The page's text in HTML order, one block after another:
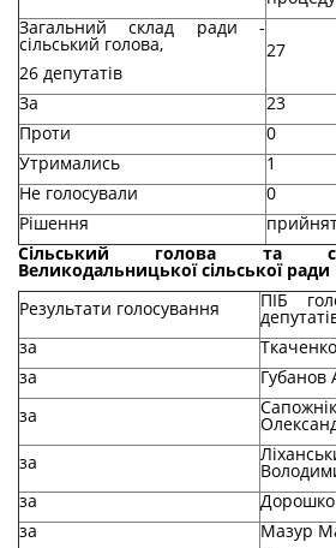
Загальний склад ради -
сільський голова,
26 депутатів
27
За
23
Проти
0
Утримались
1
Не голосували
0
Рішення
Сільський голова та
Великодальницької сільської ради
Результати голосування
ПІБ
за
за
Губанов
за
за
за
Дорошко
за
Мазур